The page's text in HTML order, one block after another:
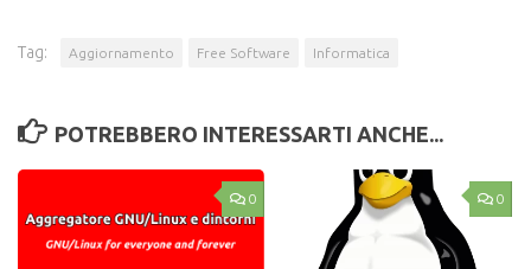
Tag: Aggiornamento Free Software Informatica
POTREBBERO INTERESSARTI ANCHE...
0 0